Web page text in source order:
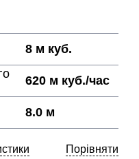
8 м куб.
620 м куб./час
8.0 м
Порівняти